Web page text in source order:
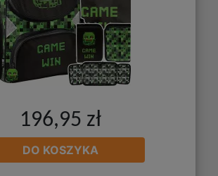
196,95 zł
DO KOSZYKA